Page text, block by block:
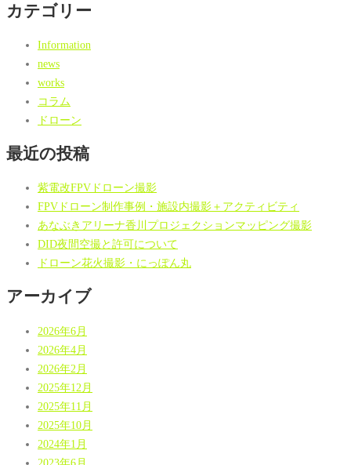
カテゴリー
Information
news
works
コラム
ドローン
最近の投稿
紫電改FPVドローン撮影
FPVドローン制作事例・施設内撮影＋アクティビティ
あなぶきアリーナ香川プロジェクションマッピング撮影
DID夜間空撮と許可について
ドローン花火撮影・にっぽん丸
アーカイブ
2026年6月
2026年4月
2026年2月
2025年12月
2025年11月
2025年10月
2024年1月
2023年6月